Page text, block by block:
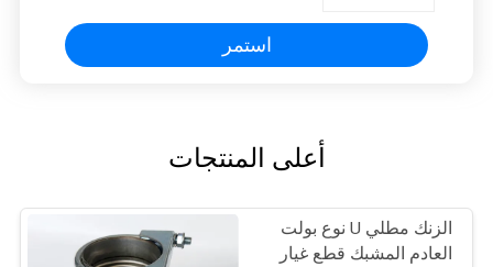
استمر
أعلى المنتجات
الزنك مطلي U نوع بولت
العادم المشبك قطع غيار